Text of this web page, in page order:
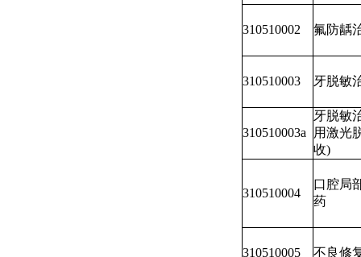
310510002 氟防龋
310510003 牙脱敏
310510003a
牙脱敏
用激光
收)
310510004
口腔局
药
310510005 不良修